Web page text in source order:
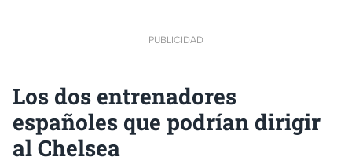
PUBLICIDAD
Los dos entrenadores
españoles que podrían dirigir
al Chelsea